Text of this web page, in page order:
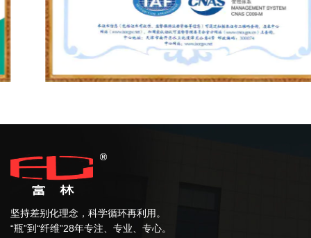
坚持差别化理念，科学循环再利用。
“瓶”到“纤维”28年专注、专业、专心。